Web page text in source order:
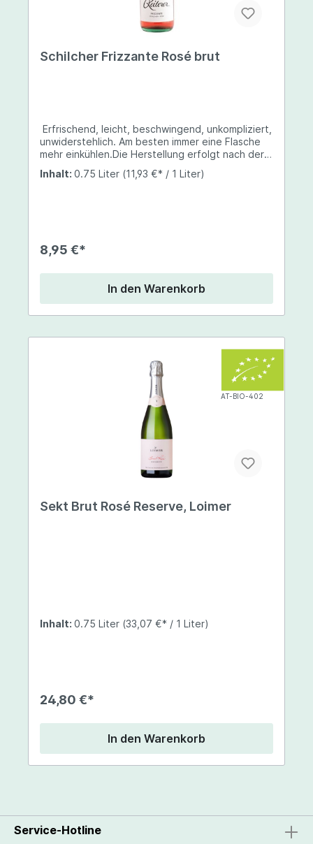
Schilcher Frizzante Rosé brut
Erfrischend, leicht, beschwingend, unkompliziert,
unwiderstehlich. Am besten immer eine Flasche
mehr einkühlen.Die Herstellung erfolgt nach der
zweite Gärung im Großraumtank erfährt und
Inhalt: 0.75 Liter (11,93 €* / 1 Liter)
8,95 €*
In den Warenkorb
AT-BIO-402
Sekt Brut Rosé Reserve, Loimer
Inhalt: 0.75 Liter (33,07 €* / 1 Liter)
24,80 €*
In den Warenkorb
Service-Hotline